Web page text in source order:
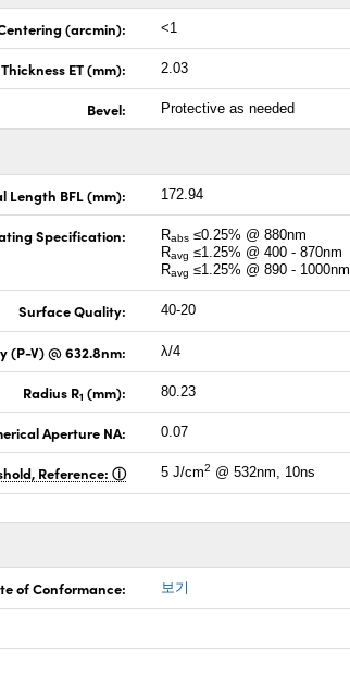
(arcmin): <1
ET (mm): 2.03
Bevel: Protective as needed
Length BFL (mm): 172.94
Specification: Rabs ≤0.25% @ 880nm
Ravg ≤1.25% @ 400 - 870nm
Ravg ≤1.25% @ 890 - 1000nm
Surface Quality: 40-20
(P-V) @ 632.8nm: λ/4
Radius R1 (mm): 80.23
Aperture NA: 0.07
Reference: 5 J/cm2 @ 532nm, 10ns
of Conformance: 보기